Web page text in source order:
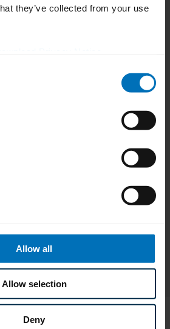
they’ve collected from your use
Allow all
Allow selection
Deny
begeistert;
und haben von
einem Strang
wir auch in
Manager bei Uhlmann Schweiz